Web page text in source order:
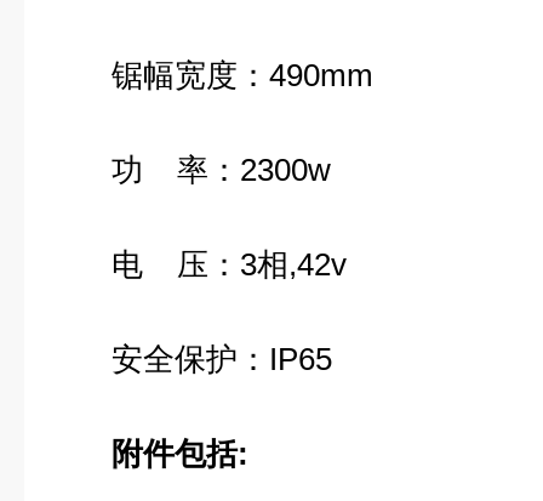
锯幅宽度：490mm
功 率：2300w
电 压：3相,42v
安全保护：IP65
附件包括: